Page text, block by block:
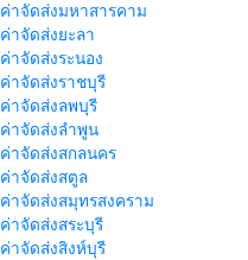
ค่าจัดส่งมหาสารคาม
ค่าจัดส่งยะลา
ค่าจัดส่งระนอง
ค่าจัดส่งราชบุรี
ค่าจัดส่งลพบุรี
ค่าจัดส่งลำพูน
ค่าจัดส่งสกลนคร
ค่าจัดส่งสตูล
ค่าจัดส่งสมุทรสงคราม
ค่าจัดส่งสระบุรี
ค่าจัดส่งสิงห์บุรี